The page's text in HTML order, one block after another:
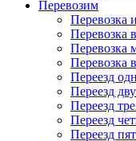
Перевозим
Перевозка
Перевозка
Перевозка
Перевозка
Переезд
Переезд
Переезд
Переезд
Переезд